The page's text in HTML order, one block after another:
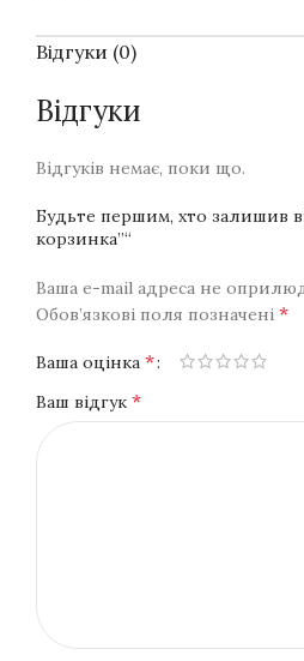
Відгуки (0)
Відгуки
Відгуків немає, поки що.
Будьте першим, хто залишив
корзинка”“
Ваша e-mail адреса не
Обов’язкові поля позначені *
Ваша оцінка *
Ваш відгук *